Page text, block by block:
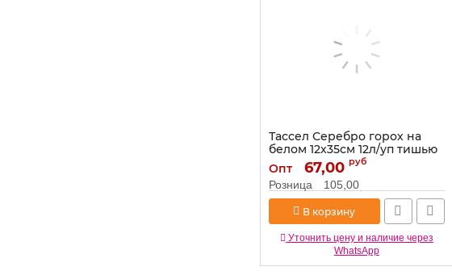
Тассел Серебро горох на
белом 12х35см 12л/уп тишью
521231
521231
Опт 67,00 руб
Розница 105,00
В корзину
Уточнить цену и наличие через
WhatsApp